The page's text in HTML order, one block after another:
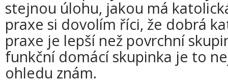
stejnou úlohu, jakou má
praxe si dovolím říci, že dobrá
praxe je lepší než povrchní
funkční domácí skupinka je to
ohledu znám.